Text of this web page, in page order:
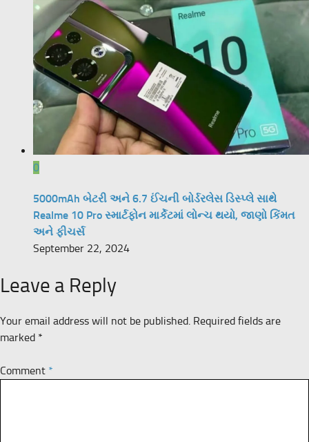
0
5000mAh બેટરી અને 6.7 ઈંચની બોર્ડરલેસ ડિસ્પ્લે સાથે
Realme 10 Pro સ્માર્ટફોન માર્કેટમાં લોન્ચ થયો, જાણો કિંમત
અને ફીચર્સ
September 22, 2024
Leave a Reply
Your email address will not be published. Required fields are
marked *
Comment *